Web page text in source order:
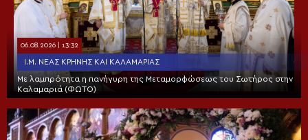
06.08.2026 | 13:32
Ι.Μ. ΝΈΑΣ ΚΡΉΝΗΣ ΚΑΙ ΚΑΛΑΜΑΡΙΆΣ
Με λαμπρότητα η πανήγυρη της Μεταμορφώσεως του Σωτήρος στην
Καλαμαριά (ΦΩΤΟ)